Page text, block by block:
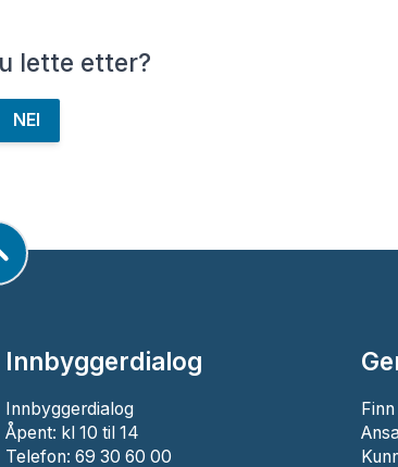
lette etter?
NEI
Innbyggerdialog
Innbyggerdialog
Åpent: kl 10 til 14
Telefon: 69 30 60 00